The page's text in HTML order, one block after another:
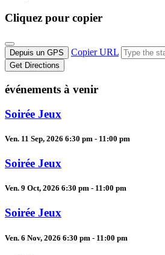
Cliquez pour copier
Depuis un GPS Copier URL
Get Directions
événements à venir
Soirée Jeux
Ven. 11 Sep, 2026 6:30 pm - 11:00 pm
Soirée Jeux
Ven. 9 Oct, 2026 6:30 pm - 11:00 pm
Soirée Jeux
Ven. 6 Nov, 2026 6:30 pm - 11:00 pm